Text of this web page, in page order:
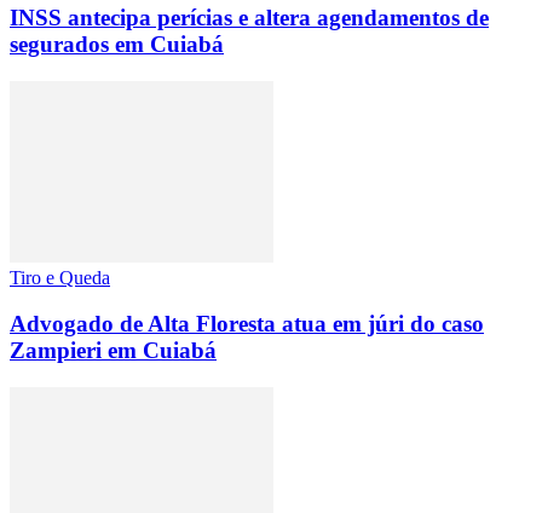
INSS antecipa perícias e altera agendamentos de
segurados em Cuiabá
Tiro e Queda
Advogado de Alta Floresta atua em júri do caso
Zampieri em Cuiabá